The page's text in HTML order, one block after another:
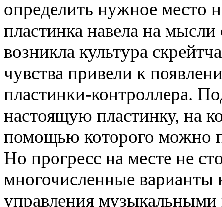
определить нужное место
пластинка навела на
возникла культура
чувства привели к
пластинки-контроллера.
настоящую пластинку, на
помощью которого можно
Но прогресс на месте не
многочисленные варианты
управления музыкальными